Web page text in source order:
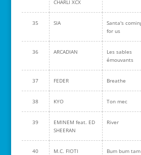
CHARLI XCX
35 SIA
Santa's
for us
36 ARCADIAN
Les sables
émouvants
37 FEDER Breathe
38 KYO Ton mec
39
EMINEM feat. ED
SHEERAN
River
40 M.C. FIOTI
Bum bum tam